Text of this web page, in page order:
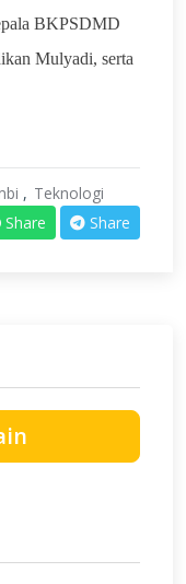
BKPSDMD
Mulyadi, serta
Teknologi
Share Share